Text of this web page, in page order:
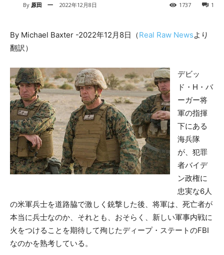
By 原田 一 2022年12月8日 1
1737
By Michael Baxter -2022年12月8日（Real Raw Newsより
翻訳）
デビッ
ド・H・バ
ーガー将
軍の指揮
下にある
海兵隊
が、犯罪
者バイデ
ン政権に
忠実な6人
の米軍兵士を道路脇で激しく銃撃した後、将軍は、死亡者が
本当に兵士なのか、それとも、おそらく、新しい軍事内戦に
火をつけることを期待して殉じたディープ・ステートのFBI
なのかを熟考している。